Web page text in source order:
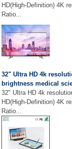
HD(High-Definition) 4K
Ratio...
32" Ultra HD 4k
brightness medical
32" Ultra HD 4k
HD(High-Definition) 4K
Ratio...